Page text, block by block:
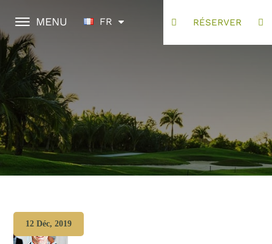
MENU FR RÉSERVER
12 Déc, 2019